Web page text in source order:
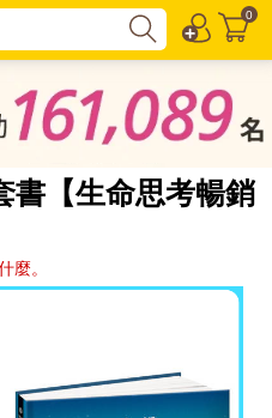
0
書【生命思考暢銷
麼。